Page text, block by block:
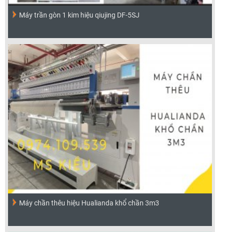
Máy trần gòn 1 kim hiệu qiujing DF-5SJ
Máy chần thêu hiệu Hualianda khổ chần 3m3